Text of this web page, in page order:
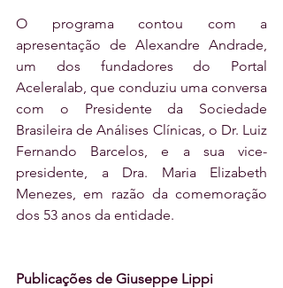
O programa contou com a
apresentação de Alexandre Andrade,
um dos fundadores do Portal
Aceleralab, que conduziu uma conversa
com o Presidente da Sociedade
Brasileira de Análises Clínicas, o Dr. Luiz
Fernando Barcelos, e a sua vice-
presidente, a Dra. Maria Elizabeth
Menezes, em razão da comemoração
dos 53 anos da entidade.
Publicações de Giuseppe Lippi